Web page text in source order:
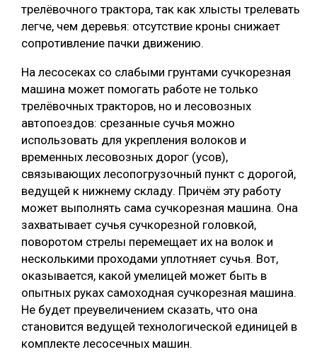
трелёвочного трактора, так как хлысты трелевать
легче, чем деревья: отсутствие кроны снижает
сопротивление пачки движению.
На лесосеках со слабыми грунтами сучкорезная
машина может помогать работе не только
трелёвочных тракторов, но и лесовозных
автопоездов: срезанные сучья можно
использовать для укрепления волоков и
временных лесовозных дорог (усов),
связывающих лесопогрузочный пункт с дорогой,
ведущей к нижнему складу. Причём эту работу
может выполнять сама сучкорезная машина. Она
захватывает сучья сучкорезной головкой,
поворотом стрелы перемещает их на волок и
несколькими проходами уплотняет сучья. Вот,
оказывается, какой умелицей может быть в
опытных руках самоходная сучкорезная машина.
Не будет преувеличением сказать, что она
становится ведущей технологической единицей в
комплекте лесосечных машин.